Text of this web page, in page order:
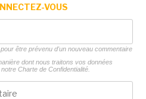
VOUS
être prévenu d'un nouveau commentaire
dont nous traitons vos données
Charte de Confidentialité.